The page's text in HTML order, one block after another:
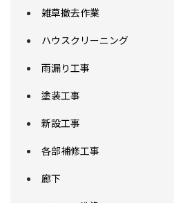
雑草撤去作業
ハウスクリーニング
雨漏り工事
塗装工事
新設工事
各部補修工事
廊下